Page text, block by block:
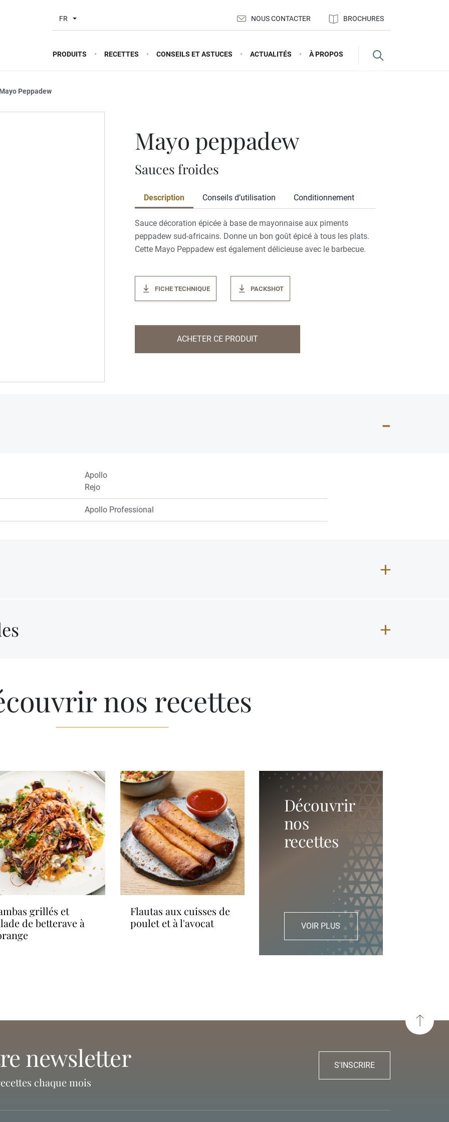
FR NOUS CONTACTER BROCHURES
PRODUITS RECETTES CONSEILS ET ASTUCES ACTUALITÉS À PROPOS
Peppadew
mayo peppadew
Sauces froides
Description Conseils d’utilisation Conditionnement
Sauce décoration épicée à base de mayonnaise aux piments
peppadew sud-africains. Donne un bon goût épicé à tous les plats.
Cette Mayo Peppadew est également délicieuse avec le barbecue.
FICHE TECHNIQUE PACKSHOT
ACHETER CE PRODUIT
Apollo
Rejo
Apollo Professional
nos recettes
Découvrir
nos
recettes
VOIR PLUS
de betterave à
flautas aux cuisses de
poulet et à l'avocat
newsletter
chaque mois
S'INSCRIRE